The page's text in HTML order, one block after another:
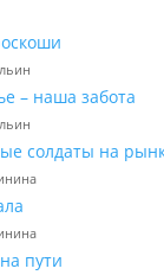
– наша забота
солдаты на
пути